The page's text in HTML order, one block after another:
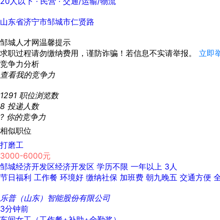
山东省济宁市邹城市仁贤路
邹城人才网温馨提示
求职过程请勿缴纳费用，谨防诈骗！若信息不实请举报。 立即
竞争力分析
查看我的竞争力
1291 职位浏览数
8 投递人数
? 你的竞争力
相似职位
打磨工
3000-6000元
邹城经济开发区经济开发区 学历不限 一年以上 3人
节日福利 工作餐 环境好 缴纳社保 加班费 朝九晚五 交通方便
乐普（山东）智能股份有限公司
3分钟前